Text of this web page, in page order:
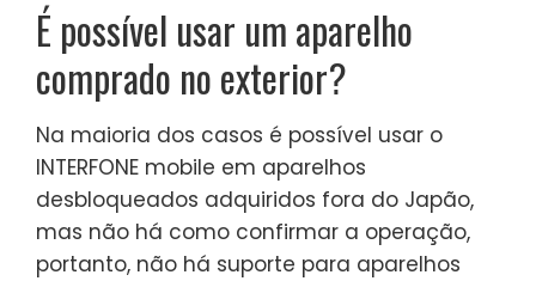
É possível usar um aparelho
comprado no exterior?
Na maioria dos casos é possível usar o
INTERFONE mobile em aparelhos
desbloqueados adquiridos fora do Japão,
mas não há como confirmar a operação,
portanto, não há suporte para aparelhos